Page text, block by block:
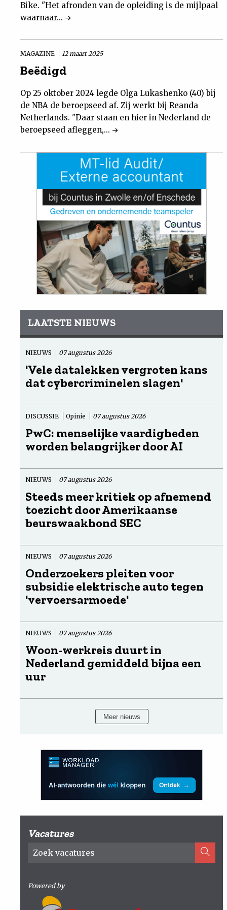
Bike. "Het afronden van de opleiding is de mijlpaal
waarnaar...
MAGAZINE 12 maart 2025
Beëdigd
Op 25 oktober 2024 legde Olga Lukashenko (40) bij
de NBA de beroepseed af. Zij werkt bij Reanda
Netherlands. "Daar staan en hier in Nederland de
beroepseed afleggen,...
LAATSTE NIEUWS
NIEUWS 07 augustus 2026
'Vele datalekken vergroten kans
dat cybercriminelen slagen'
DISCUSSIE Opinie 07 augustus 2026
PwC: menselijke vaardigheden
worden belangrijker door AI
NIEUWS 07 augustus 2026
Steeds meer kritiek op afnemend
toezicht door Amerikaanse
beurswaakhond SEC
NIEUWS 07 augustus 2026
Onderzoekers pleiten voor
subsidie elektrische auto tegen
'vervoersarmoede'
NIEUWS 07 augustus 2026
Woon-werkreis duurt in
Nederland gemiddeld bijna een
uur
Meer nieuws
Vacatures
Powered by